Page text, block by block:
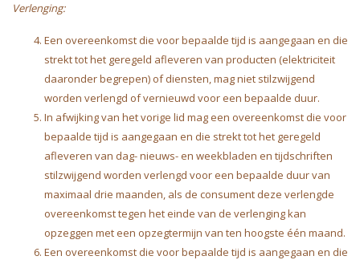
Verlenging:
Een overeenkomst die voor bepaalde tijd is aangegaan en die
strekt tot het geregeld afleveren van producten (elektriciteit
daaronder begrepen) of diensten, mag niet stilzwijgend
worden verlengd of vernieuwd voor een bepaalde duur.
In afwijking van het vorige lid mag een overeenkomst die voor
bepaalde tijd is aangegaan en die strekt tot het geregeld
afleveren van dag- nieuws- en weekbladen en tijdschriften
stilzwijgend worden verlengd voor een bepaalde duur van
maximaal drie maanden, als de consument deze verlengde
overeenkomst tegen het einde van de verlenging kan
opzeggen met een opzegtermijn van ten hoogste één maand.
Een overeenkomst die voor bepaalde tijd is aangegaan en die